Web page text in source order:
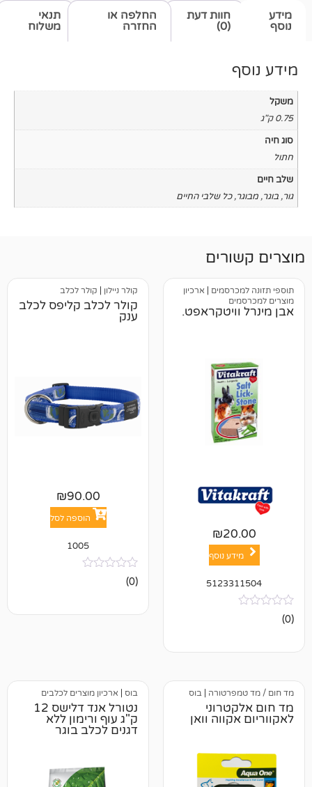
תנאי
משלוח
חוות דעת
החלפה או
החזרה
כל שלבי החיים
|ארכיון
קולר ניילון קולר לכלב
קולר לכלב קליפס לכלב
ענק
ביקורות
(0)
|בוס
וואן
בוס|ארכיון מוצרים לכלבים
נטורל אנד דלישס 12
ק"ג עוף ורימון ללא
דגנים לכלב בוגר